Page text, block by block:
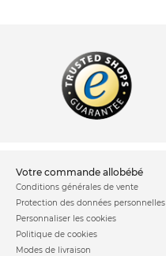
votre commande allobébé
Conditions générales de vente
Protection des données personnelles
Personnaliser les cookies
Politique de cookies
Modes de livraison